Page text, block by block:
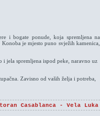
i bogate ponude, koja spremljena na
je mjesto puno svježih kamenica,
i jela spremljena ispod peke, naravno uz
Zavisno od vaših želja i potreba,
Casablanca - Vela Luka